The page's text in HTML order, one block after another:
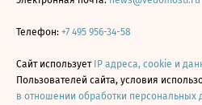
Телефон: +7 495 956-34-58
Сайт использует IP адреса, cookie и
Пользователей сайта, условия
в отношении обработки персональных